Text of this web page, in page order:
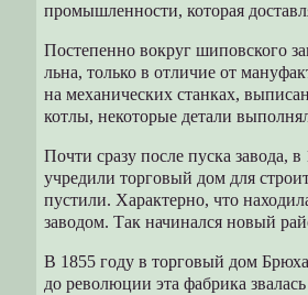
промышленности, которая
Постепенно вокруг шиповского
льна, только в отличие от
на механических станках,
котлы, некоторые детали
Почти сразу после пуска
учредили торговый дом для
пустили. Характерно, что
заводом. Так начинался новый
В 1855 году в торговый дом
до революции эта фабрика